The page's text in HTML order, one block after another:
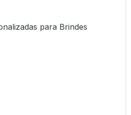
para Brindes